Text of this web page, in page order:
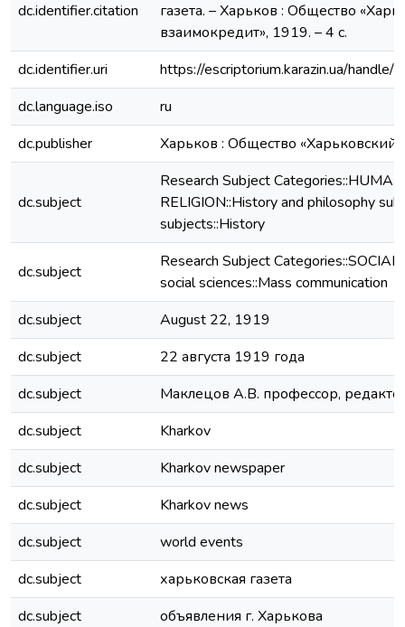
dc.identifier.citation
газета. – Харьков : Общество
взаимокредит», 1919. – 4 с.
dc.identifier.uri
https://escriptorium.karazin.ua/
dc.language.iso
ru
dc.publisher
Харьков : Общество «Харьковский
dc.subject
Research Subject
RELIGION::History and philosophy
subjects::History
dc.subject
Research Subject Categories::SOCIAL
social sciences::Mass communication
dc.subject
August 22, 1919
dc.subject
22 августа 1919 года
dc.subject
Маклецов А.В. профессор,
dc.subject
Kharkov
dc.subject
Kharkov newspaper
dc.subject
Kharkov news
dc.subject
world events
dc.subject
харьковская газета
dc.subject
объявления г. Харькова